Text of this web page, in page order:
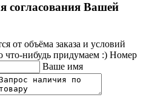
согласования Вашей
от объёма заказа и условий
что-нибудь придумаем :) Номер
Ваше имя